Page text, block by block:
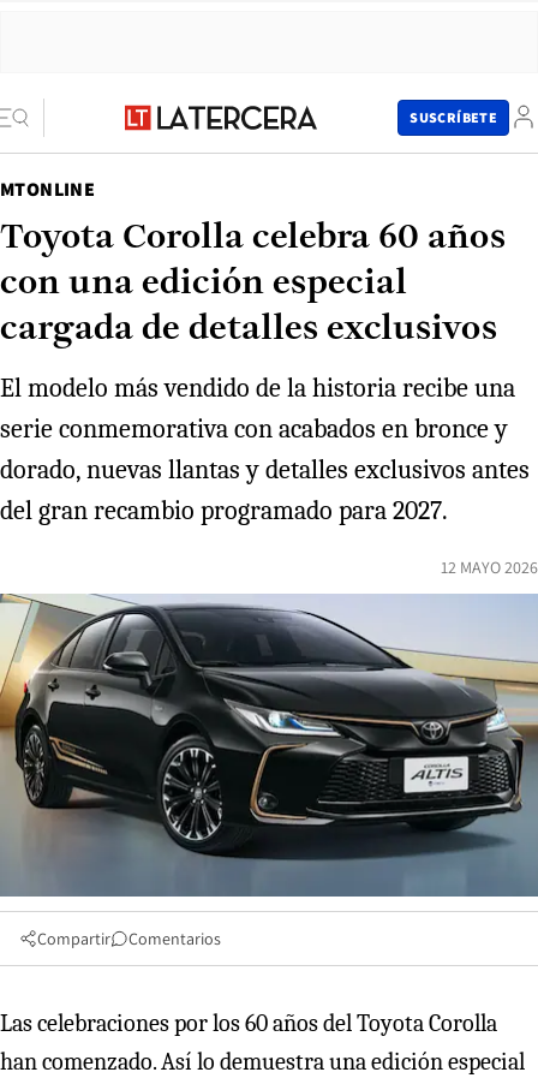
SUSCRÍBETE
MTONLINE
Toyota Corolla celebra 60 años
con una edición especial
cargada de detalles exclusivos
El modelo más vendido de la historia recibe una
serie conmemorativa con acabados en bronce y
dorado, nuevas llantas y detalles exclusivos antes
del gran recambio programado para 2027.
12 MAYO 2026
Compartir Comentarios
Las celebraciones por los 60 años del Toyota Corolla
han comenzado. Así lo demuestra una edición especial